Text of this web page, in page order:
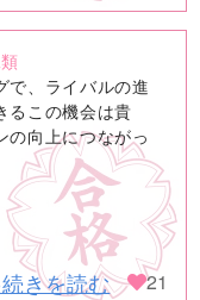
で、ライバルの進
るこの機会は貴
の向上につながっ
きを読む 21